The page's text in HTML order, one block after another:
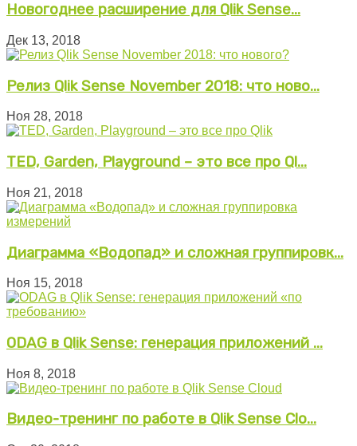
Новогоднее расширение для Qlik Sense...
Дек 13, 2018
Релиз Qlik Sense November 2018: что ново...
Ноя 28, 2018
TED, Garden, Playground – это все про Ql...
Ноя 21, 2018
Диаграмма «Водопад» и сложная группировк...
Ноя 15, 2018
ODAG в Qlik Sense: генерация приложений ...
Ноя 8, 2018
Видео-тренинг по работе в Qlik Sense Clo...